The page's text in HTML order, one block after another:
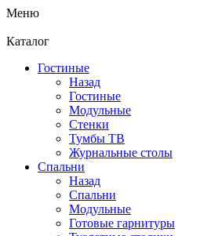
Меню
Каталог
Гостиные
Назад
Гостиные
Модульные
Стенки
Тумбы ТВ
Журнальные столы
Спальни
Назад
Спальни
Модульные
Готовые гарнитуры